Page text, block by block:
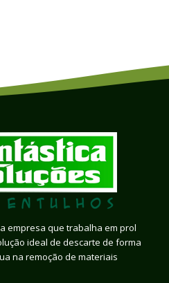
empresa que trabalha em prol
ideal de descarte de forma
na remoção de materiais